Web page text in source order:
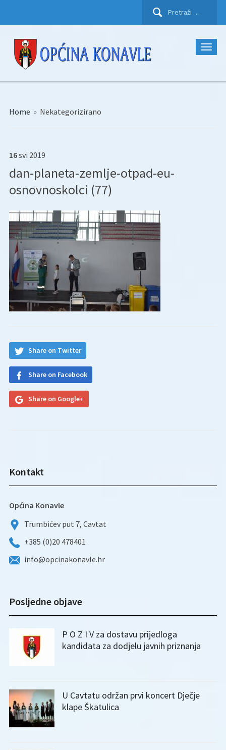
Pretraži:
Home » Nekategorizirano
16svi 2019
dan-planeta-zemlje-otpad-eu-
osnovnoskolci (77)
Share on Twitter
Share on Facebook
Share on Google+
Kontakt
Općina Konavle
Trumbićev put 7, Cavtat
+385 (0)20 478401
info@opcinakonavle.hr
Posljedne objave
P O Z I V za dostavu prijedloga
kandidata za dodjelu javnih priznanja
U Cavtatu održan prvi koncert Dječje
klape Škatulica